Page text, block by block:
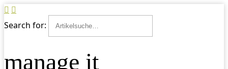
Search for:
manage it